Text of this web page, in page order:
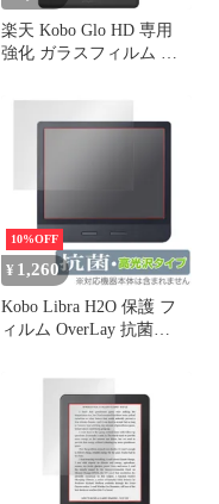
楽天 Kobo Glo HD 専用
強化 ガラスフィルム と
ライトカット 光沢タイプ
改訂版 液晶保護フィルム
10%OFF
¥ 1,260
Kobo Libra H2O 保護 フ
ィルム OverLay 抗菌
H2O Hydro Ag+ 抗菌 抗ウ
イルス 高光沢 楽天コボ
KoboLibraH2O コボ リベ